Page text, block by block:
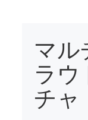
マル
ラウ
チャ